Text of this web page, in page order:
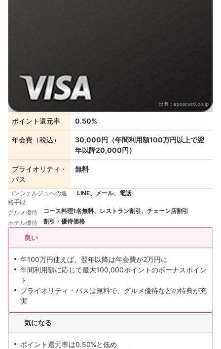
出典： eposcard.co.jp
ポイント還元率 0.50%
年会費（税込）
30,000円（年間利用額100万円以上で翌
年以降20,000円）
プライオリティ・
パス
無料
コンシェルジュへの連
絡手段
LINE、メール、電話
グルメ優待
コース料理1名無料、レストラン割引、チェーン店割引
ホテル優待
割引・優待価格
良い
年100万円使えば、翌年以降は年会費が2万円に
年間利用額に応じて最大100,000ポイントのボーナスポイン
ト
プライオリティ・パスは無料で、グルメ優待などの特典が充
実
気になる
ポイント還元率は0.50%と低め